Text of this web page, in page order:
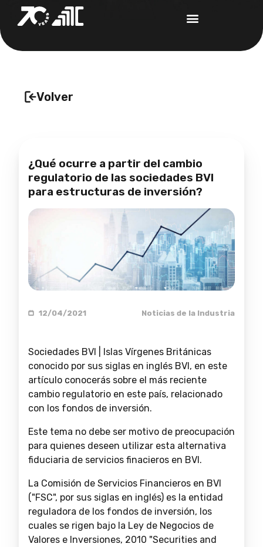
Volver
¿Qué ocurre a partir del cambio
regulatorio de las sociedades BVI
para estructuras de inversión?
12/04/2021 Noticias de la Industria
Sociedades BVI | Islas Vírgenes Británicas
conocido por sus siglas en inglés BVI, en este
artículo conocerás sobre el más reciente
cambio regulatorio en este país, relacionado
con los fondos de inversión.
Este tema no debe ser motivo de preocupación
para quienes deseen utilizar esta alternativa
fiduciaria de servicios finacieros en BVI.
La Comisión de Servicios Financieros en BVI
("FSC", por sus siglas en inglés) es la entidad
reguladora de los fondos de inversión, los
cuales se rigen bajo la Ley de Negocios de
Valores e Inversiones, 2010 "Securities and